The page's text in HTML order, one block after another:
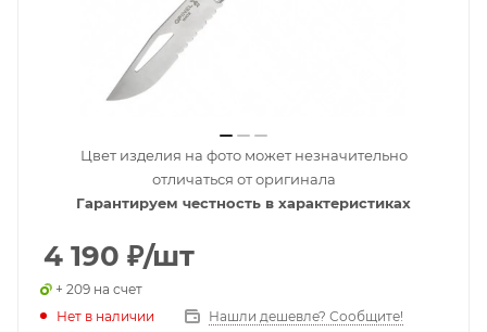
Цвет изделия на фото может незначительно
отличаться от оригинала
Гарантируем честность в характеристиках
4 190 ₽/шт
+ 209 на счет
Нет в наличии
Нашли дешевле? Сообщите!